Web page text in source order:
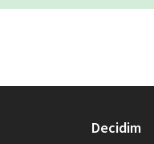
Decidim